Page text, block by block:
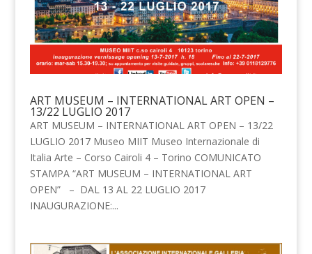
ART MUSEUM – INTERNATIONAL ART OPEN –
13/22 LUGLIO 2017
ART MUSEUM – INTERNATIONAL ART OPEN – 13/22
LUGLIO 2017 Museo MIIT Museo Internazionale di
Italia Arte – Corso Cairoli 4 – Torino COMUNICATO
STAMPA “ART MUSEUM – INTERNATIONAL ART
OPEN” – DAL 13 AL 22 LUGLIO 2017
INAUGURAZIONE:...